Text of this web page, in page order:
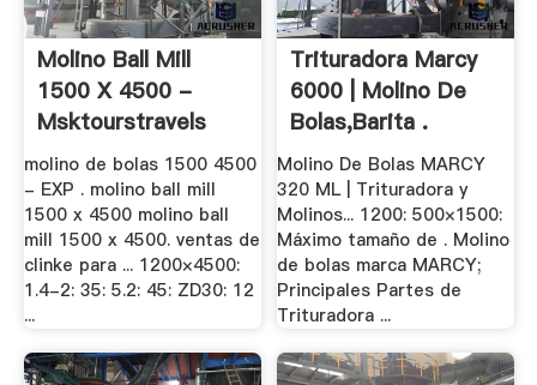
Molino Ball Mill
1500 X 4500 -
Msktourstravels
molino de bolas 1500 4500
- EXP . molino ball mill
1500 x 4500 molino ball
mill 1500 x 4500. ventas de
clinke para ... 1200×4500:
1.4-2: 35: 5.2: 45: ZD30: 12
...
Trituradora Marcy
6000 | Molino De
Bolas,Barita .
Molino De Bolas MARCY
320 ML | Trituradora y
Molinos... 1200: 500×1500:
Máximo tamaño de . Molino
de bolas marca MARCY;
Principales Partes de
Trituradora ...